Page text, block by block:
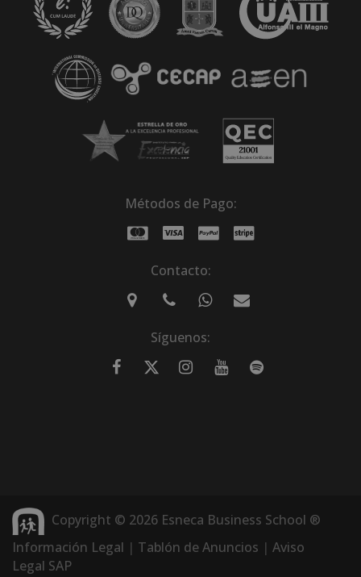
Métodos de Pago:
Contacto:
Síguenos:
Copyright © 2026 Esneca Business School ®
Información Legal | Tablón de Anuncios | Aviso
Legal SAP